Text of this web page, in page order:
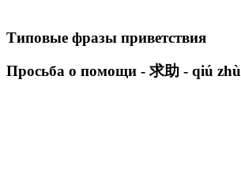
Типовые фразы приветствия
Просьба о помощи - 求助 - qiú zhù